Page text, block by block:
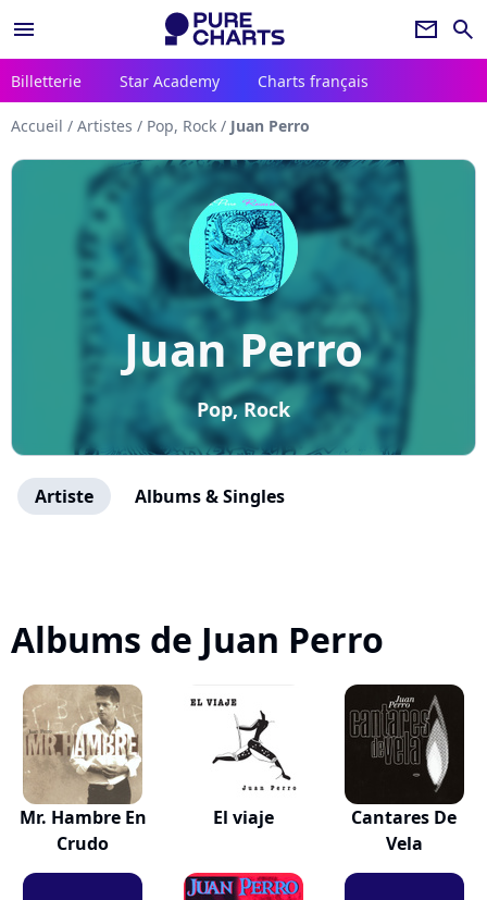
menu newsletter search
Billetterie Star Academy Charts français
Accueil / Artistes / Pop, Rock / Juan Perro
Juan Perro
Pop, Rock
Artiste Albums & Singles
Albums de Juan Perro
Mr. Hambre En
Crudo
El viaje
Cantares De
Vela